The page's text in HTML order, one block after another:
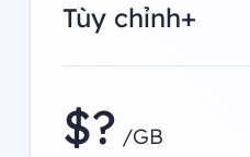
Tùy chỉnh+
$? /GB